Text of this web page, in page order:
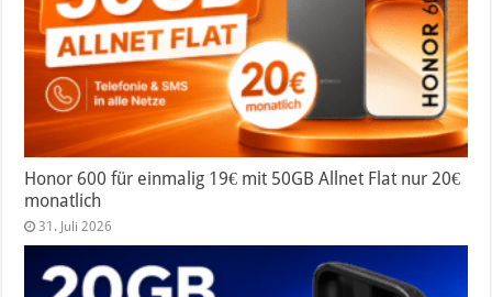
Honor 600 für einmalig 19€ mit 50GB Allnet Flat nur 20€
monatlich
31. Juli 2026